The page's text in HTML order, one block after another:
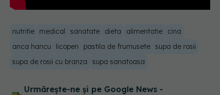
nutritie medical sanatate dieta alimentatie
cina
anca hancu
licopen pastila de frumusete supa de rosii
supa de rosii cu branza
supa sanatoasa
Urmărește-ne și pe Google News -